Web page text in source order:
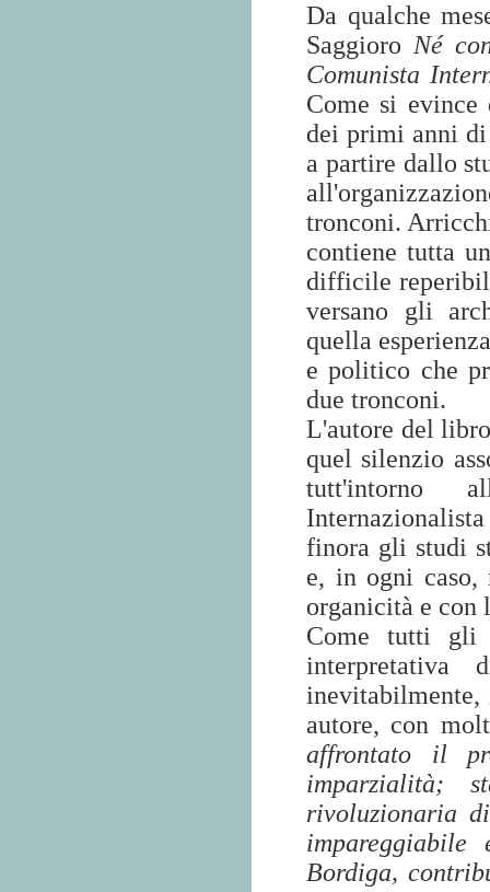
Da qualche
Saggioro Né
Comunista
Come si
dei primi anni
a partire dallo
tronconi.
contiene tutta
difficile
versano gli
quella
e politico che
due tronconi.
L'autore del
quel silenzio
tutt'intorno
finora gli studi
e, in ogni caso,
organicità e con
Come tutti gli
interpretativa
autore, con
affrontato il
imparzialità;
rivoluzionaria
Bordiga,